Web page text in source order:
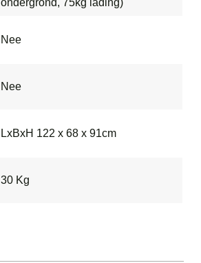
ondergrond, 75kg lading)
Nee
Nee
LxBxH 122 x 68 x 91cm
30 Kg